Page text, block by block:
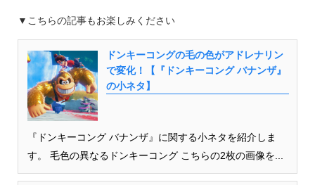
▼こちらの記事もお楽しみください
ドンキーコングの毛の色がアドレナリン
で変化！【『ドンキーコング バナンザ』
の小ネタ】
『ドンキーコング バナンザ』に関する小ネタを紹介しま
す。 毛色の異なるドンキーコング こちらの2枚の画像を...